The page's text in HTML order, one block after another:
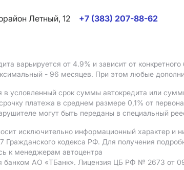
Летный, 12
+7 (383) 207-88-62
варьируется от 4.9% и зависит от
- 96 месяцев. При этом любые
в условленный срок суммы автокредита или
платежа в среднем размере 0,1% от
могут быть переданы в специальный
исключительно информационный характер и
Гражданского кодекса РФ. Для получения
к менеджерам автоцентра
банком АO «ТБанк». Лицензия ЦБ РФ № 2673 от